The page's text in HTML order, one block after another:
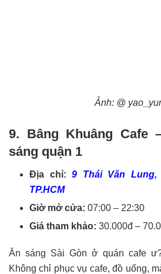
Ảnh: @
9. Bâng Khuâng Cafe
sáng quận 1
Địa chỉ: 9 Thái Văn Lung,
TP.HCM
Giờ mở cửa: 07:00 – 22:30
Giá tham khảo: 30.000đ –
Ăn sáng Sài Gòn ở quán cafe
Không chỉ phục vụ cafe, đồ uống,